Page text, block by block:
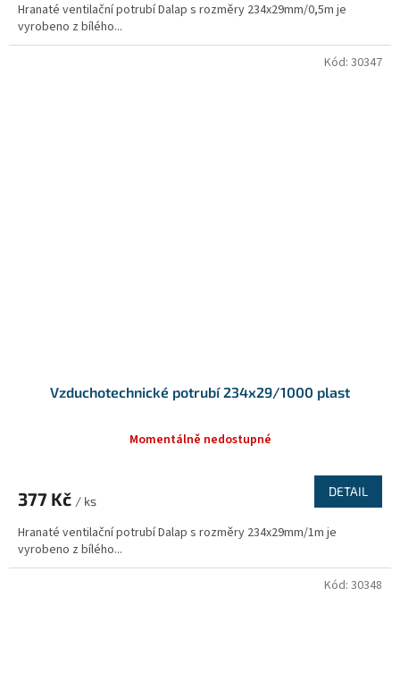
Hranaté ventilační potrubí Dalap s rozměry 234x29mm/0,5m je
vyrobeno z bílého...
Vzduchotechnické potrubí 234x29/1000 plast
Momentálně nedostupné
377 Kč / ks
DETAIL
Hranaté ventilační potrubí Dalap s rozměry 234x29mm/1m je
vyrobeno z bílého...
Kód: 30347
Kód: 30348